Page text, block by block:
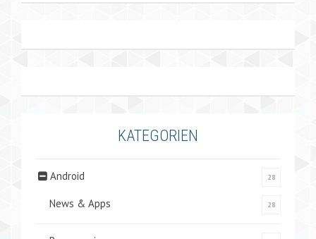
KATEGORIEN
Android 28
News & Apps 28